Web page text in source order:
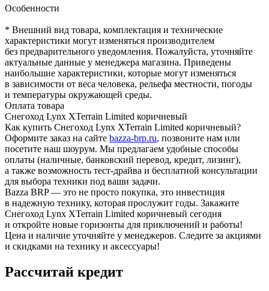
Особенности
* Внешний вид товара, комплектация и технические
характеристики могут изменяться производителем
без предварительного уведомления. Пожалуйста, уточняйте
актуальные данные у менеджера магазина. Приведены
наибольшие характеристики, которые могут изменяться
в зависимости от веса человека, рельефа местности, погоды
и температуры окружающей среды.
Оплата товара
Снегоход Lynx XTerrain Limited коричневый
Как купить Снегоход Lynx XTerrain Limited коричневый?
Оформите заказ на сайте bazza-brp.ru, позвоните нам или
посетите наш шоурум. Мы предлагаем удобные способы
оплаты (наличные, банковский перевод, кредит, лизинг),
а также возможность тест-драйва и бесплатной консультации
для выбора техники под ваши задачи.
Bazza BRP — это не просто покупка, это инвестиция
в надежную технику, которая прослужит годы. Закажите
Снегоход Lynx XTerrain Limited коричневый сегодня
и откройте новые горизонты для приключений и работы!
Цена и наличие уточняйте у менеджеров. Следите за акциями
и скидками на технику и аксессуары!
Рассчитай кредит